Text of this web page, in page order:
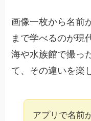
画像一枚から名前
まで学べるのが現
海や水族館で撮っ
て、その違いを楽
アプリで名前